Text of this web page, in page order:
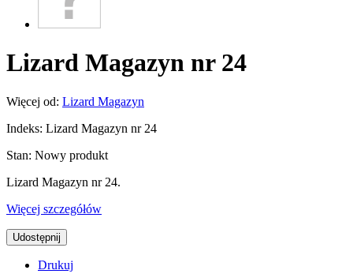
Lizard Magazyn nr 24
Więcej od: Lizard Magazyn
Indeks: Lizard Magazyn nr 24
Stan: Nowy produkt
Lizard Magazyn nr 24.
Więcej szczegółów
Udostępnij
Drukuj